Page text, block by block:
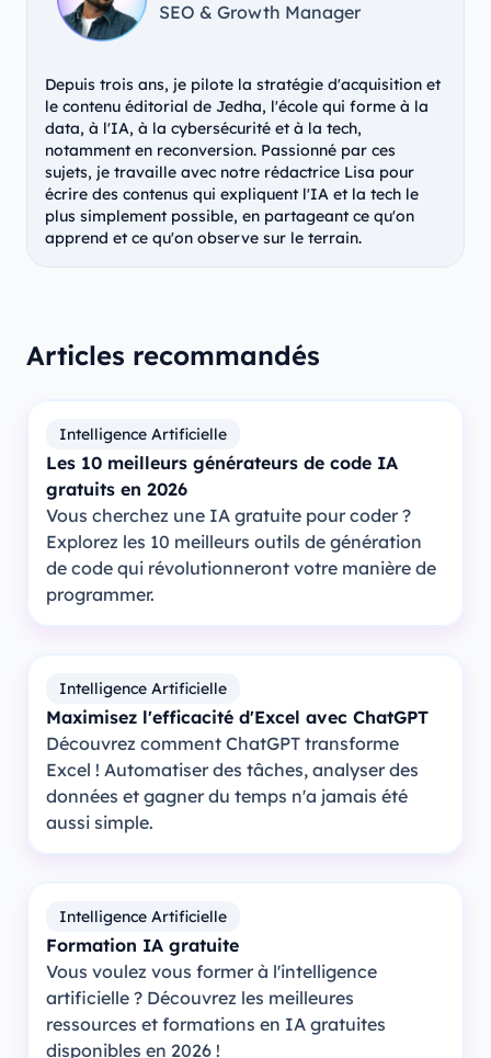
SEO & Growth Manager
Depuis trois ans, je pilote la stratégie d'acquisition et
le contenu éditorial de Jedha, l'école qui forme à la
data, à l'IA, à la cybersécurité et à la tech,
notamment en reconversion. Passionné par ces
sujets, je travaille avec notre rédactrice Lisa pour
écrire des contenus qui expliquent l'IA et la tech le
plus simplement possible, en partageant ce qu'on
apprend et ce qu'on observe sur le terrain.
Articles recommandés
Intelligence Artificielle
Les 10 meilleurs générateurs de code IA
gratuits en 2026
Vous cherchez une IA gratuite pour coder ?
Explorez les 10 meilleurs outils de génération
de code qui révolutionneront votre manière de
programmer.
Intelligence Artificielle
Maximisez l'efficacité d'Excel avec ChatGPT
Découvrez comment ChatGPT transforme
Excel ! Automatiser des tâches, analyser des
données et gagner du temps n'a jamais été
aussi simple.
Intelligence Artificielle
Formation IA gratuite
Vous voulez vous former à l'intelligence
artificielle ? Découvrez les meilleures
ressources et formations en IA gratuites
disponibles en 2026 !